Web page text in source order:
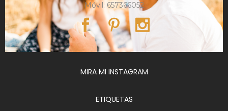
Móvil: 657366052
MIRA MI INSTAGRAM
ETIQUETAS